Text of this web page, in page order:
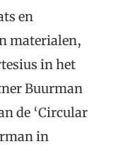
en
materialen,
in het
Buurman
de ‘Circular
in